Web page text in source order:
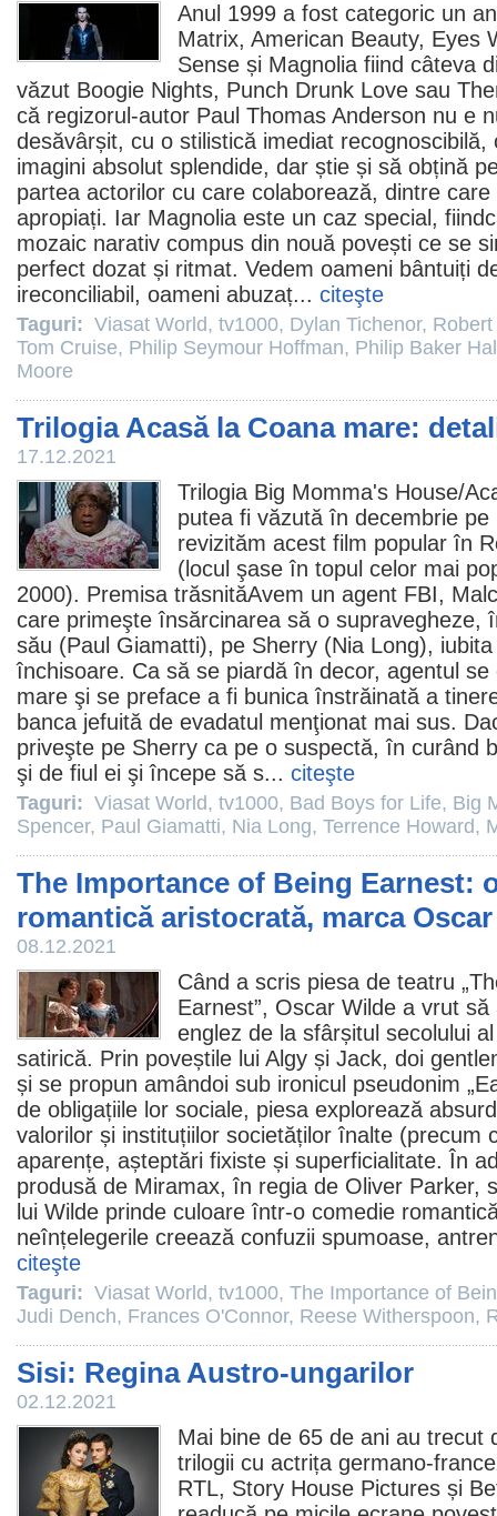
Anul 1999 a fost categoric un
Matrix, American Beauty, Eyes
Sense și Magnolia fiind câteva
văzut Boogie Nights, Punch Drunk Love sau
că regizorul-autor Paul Thomas Anderson nu e
desăvârșit, cu o stilistică imediat recognoscibilă,
imagini absolut splendide, dar știe și să obțină
partea actorilor cu care colaborează, dintre
apropiați. Iar Magnolia este un caz special,
mozaic narativ compus din nouă povești ce se
perfect dozat și ritmat. Vedem oameni bântuiți
ireconciliabil, oameni abuzaț... citeşte
Taguri: Viasat World, tv1000, Dylan Tichenor,
Tom Cruise, Philip Seymour Hoffman, Philip Baker
Moore
Trilogia Acasă la Coana mare:
17.12.2021
Trilogia Big Momma's House/
putea fi văzută în decembrie
revizităm acest film popular în
(locul şase în topul celor mai
2000). Premisa trăsnităAvem un agent FBI,
care primeşte însărcinarea să o supravegheze,
său (Paul Giamatti), pe Sherry (Nia Long),
închisoare. Ca să se piardă în decor, agentul
mare şi se preface a fi bunica înstrăinată a
banca jefuită de evadatul menţionat mai sus.
priveşte pe Sherry ca pe o suspectă, în curând
şi de fiul ei şi începe să s... citeşte
Taguri: Viasat World, tv1000, Bad Boys for Life, Big
Spencer, Paul Giamatti, Nia Long, Terrence Howard,
The Importance of Being Earnest:
romantică aristocrată, marca
08.12.2021
Când a scris piesa de teatru „
Earnest”, Oscar Wilde a vrut să
englez de la sfârșitul secolului
satirică. Prin poveștile lui Algy și Jack, doi
și se propun amândoi sub ironicul pseudonim
de obligațiile lor sociale, piesa explorează
valorilor și instituțiilor societăților înalte (precum
aparențe, așteptări fixiste și superficialitate. În
produsă de Miramax, în regia de Oliver Parker,
lui Wilde prinde culoare într-o comedie
neînțelegerile creează confuzii spumoase,
citeşte
Taguri: Viasat World, tv1000, The Importance of
Judi Dench, Frances O'Connor, Reese Witherspoon,
Sisi: Regina Austro-ungarilor
02.12.2021
Mai bine de 65 de ani au trecut
trilogii cu actrița germano-
RTL, Story House Pictures și